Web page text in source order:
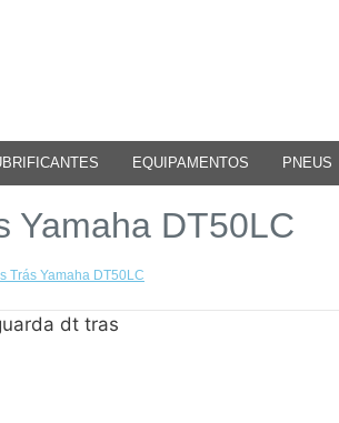
EQUIPAMENTOS PNEUS
Yamaha DT50LC
Trás Yamaha DT50LC